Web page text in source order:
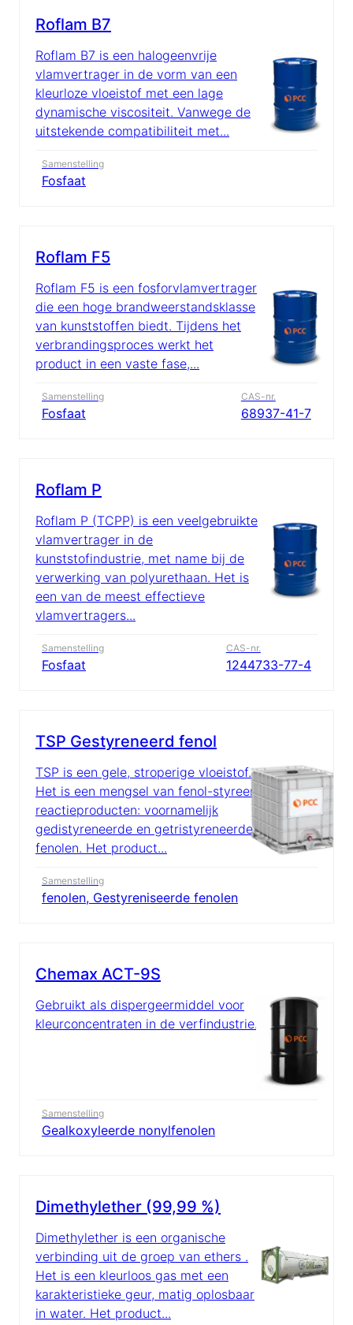
Roflam B7
Roflam B7 is een halogeenvrije
vlamvertrager in de vorm van een
kleurloze vloeistof met een lage
dynamische viscositeit. Vanwege de
uitstekende compatibiliteit met...
Samenstelling
Fosfaat
Roflam F5
Roflam F5 is een fosforvlamvertrager
die een hoge brandweerstandsklasse
van kunststoffen biedt. Tijdens het
verbrandingsproces werkt het
product in een vaste fase,...
Samenstelling
Fosfaat
CAS-nr.
68937-41-7
Roflam P
Roflam P (TCPP) is een veelgebruikte
vlamvertrager in de
kunststofindustrie, met name bij de
verwerking van polyurethaan. Het is
een van de meest effectieve
vlamvertragers...
Samenstelling
Fosfaat
CAS-nr.
1244733-77-4
TSP Gestyreneerd fenol
TSP is een gele, stroperige vloeistof.
Het is een mengsel van fenol-styreen
reactieproducten: voornamelijk
gedistyreneerde en getristyreneerde
fenolen. Het product...
Samenstelling
fenolen, Gestyreniseerde fenolen
Chemax ACT-9S
Gebruikt als dispergeermiddel voor
kleurconcentraten in de verfindustrie.
Samenstelling
Gealkoxyleerde nonylfenolen
Dimethylether (99,99 %)
Dimethylether is een organische
verbinding uit de groep van ethers .
Het is een kleurloos gas met een
karakteristieke geur, matig oplosbaar
in water. Het product...